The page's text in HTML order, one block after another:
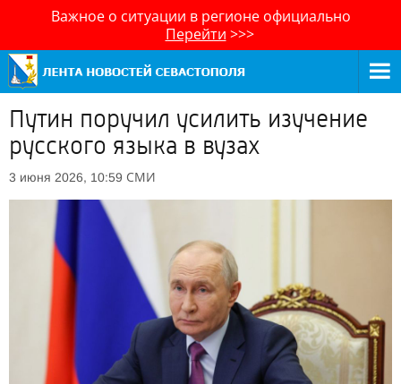
Важное о ситуации в регионе официально
Перейти >>>
Путин поручил усилить изучение
русского языка в вузах
3 июня 2026, 10:59 СМИ